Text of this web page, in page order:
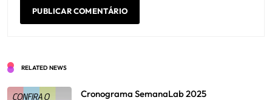
RELATED NEWS
Cronograma SemanaLab 2025